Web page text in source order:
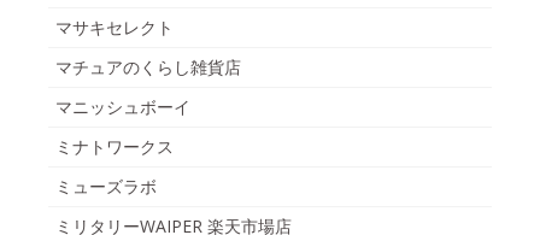
マサキセレクト
マチュアのくらし雑貨店
マニッシュボーイ
ミナトワークス
ミューズラボ
ミリタリーWAIPER 楽天市場店